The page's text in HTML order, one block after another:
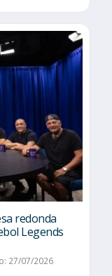
redonda
Legends
27/07/2026